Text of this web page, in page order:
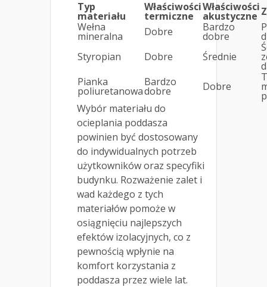
Typ
materiału
Właściwości
termiczne
Właściwości
akustyczne
Wełna
mineralna Dobre Bardzo
dobre
Styropian
Dobre Średnie
Pianka
poliuretanowa
Bardzo
dobre Dobre
Wybór materiału do
ocieplania poddasza
powinien być dostosowany
do indywidualnych potrzeb
użytkowników oraz specyfiki
budynku. Rozważenie zalet i
wad każdego z tych
materiałów pomoże w
osiągnięciu najlepszych
efektów izolacyjnych, co z
pewnością wpłynie na
komfort korzystania z
poddasza przez wiele lat.